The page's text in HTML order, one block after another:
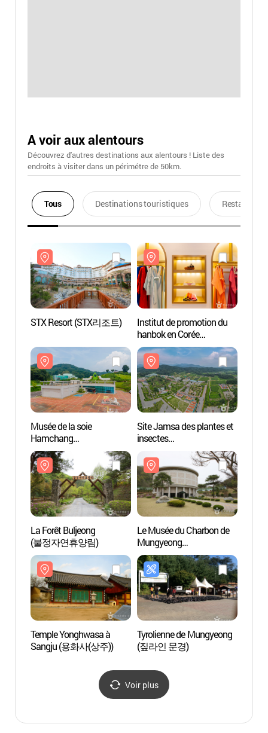
A voir aux alentours
Découvrez d'autres destinations aux alentours ! Liste des
endroits à visiter dans un périmétre de 50km.
Tous Destinations touristiques Restaurants
STX Resort (STX리조트)
Institut de promotion du
hanbok en Corée
(한국한복진흥원)
Musée de la soie
Hamchang
(함창명주박물관)
Site Jamsa des plantes et
insectes
(잠사곤충사업장)
La Forêt Buljeong
(불정자연휴양림)
Le Musée du Charbon de
Mungyeong
(문경석탄박물관)
Temple Yonghwasa à
Sangju (용화사(상주))
Tyrolienne de Mungyeong
(짚라인 문경)
Voir plus